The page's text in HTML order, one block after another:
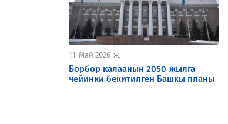
11-Май 2026-ж.
Борбор калаанын 2050-жылга
чейинки бекитилген Башкы планы